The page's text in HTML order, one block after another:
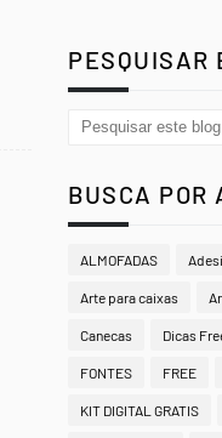
PESQUISAR
BUSCA POR
ALMOFADAS
Arte para caixas
Canecas Dicas
FONTES FREE
KIT DIGITAL GRATIS